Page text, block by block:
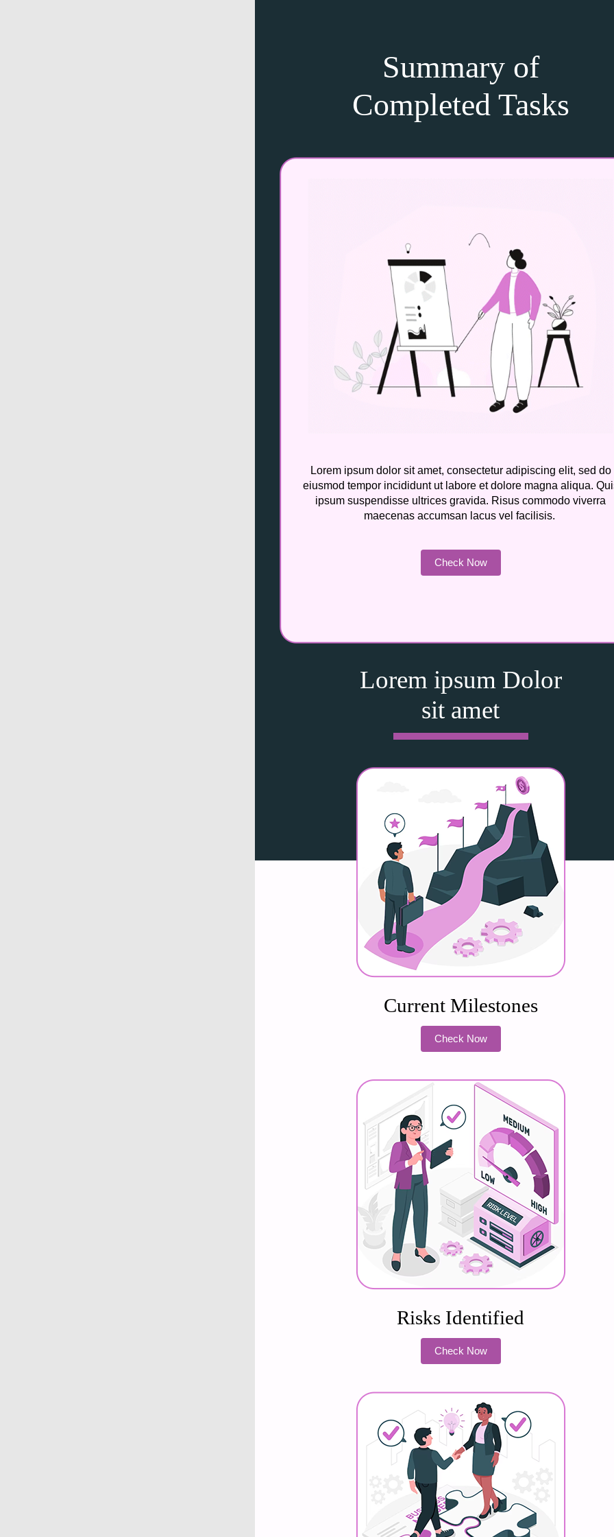
Summary of
Completed Tasks
Lorem ipsum dolor sit amet, consectetur adipiscing elit, sed do
eiusmod tempor incididunt ut labore et dolore magna aliqua.
ipsum suspendisse ultrices gravida. Risus commodo viverra
maecenas accumsan lacus vel facilisis.
Check Now
Lorem ipsum Dolor
sit amet
Current Milestones
Check Now
Risks Identified
Check Now